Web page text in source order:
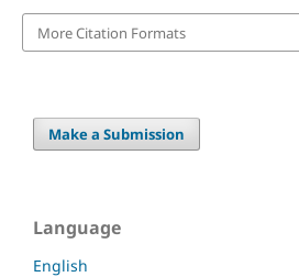
More Citation Formats
Make a Submission
Language
English